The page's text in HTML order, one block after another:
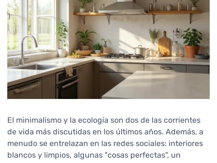
El minimalismo y la ecología son dos de las corrientes
de vida más discutidas en los últimos años. Además, a
menudo se entrelazan en las redes sociales: interiores
blancos y limpios, algunas "cosas perfectas", un